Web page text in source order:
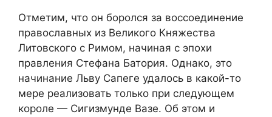
Отметим, что он боролся за воссоединение
православных из Великого Княжества
Литовского с Римом, начиная с эпохи
правления Стефана Батория. Однако, это
начинание Льву Сапеге удалось в какой-то
мере реализовать только при следующем
короле — Сигизмунде Вазе. Об этом и